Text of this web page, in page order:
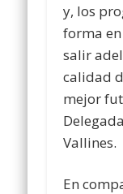
y, los
forma
salir
calidad
mejor
Vallines.
En